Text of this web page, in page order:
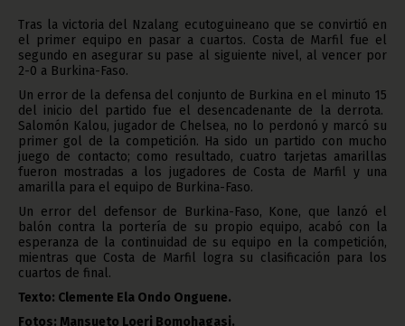
Tras la victoria del Nzalang ecutoguineano que se convirtió en
el primer equipo en pasar a cuartos. Costa de Marfil fue el
segundo en asegurar su pase al siguiente nivel, al vencer por
2-0 a Burkina-Faso.
Un error de la defensa del conjunto de Burkina en el minuto 15
del inicio del partido fue el desencadenante de la derrota.
Salomón Kalou, jugador de Chelsea, no lo perdonó y marcó su
primer gol de la competición. Ha sido un partido con mucho
juego de contacto; como resultado, cuatro tarjetas amarillas
fueron mostradas a los jugadores de Costa de Marfil y una
amarilla para el equipo de Burkina-Faso.
Un error del defensor de Burkina-Faso, Kone, que lanzó el
balón contra la portería de su propio equipo, acabó con la
esperanza de la continuidad de su equipo en la competición,
mientras que Costa de Marfil logra su clasificación para los
cuartos de final.
Texto: Clemente Ela Ondo Onguene.
Fotos: Mansueto Loeri Bomohagasi.